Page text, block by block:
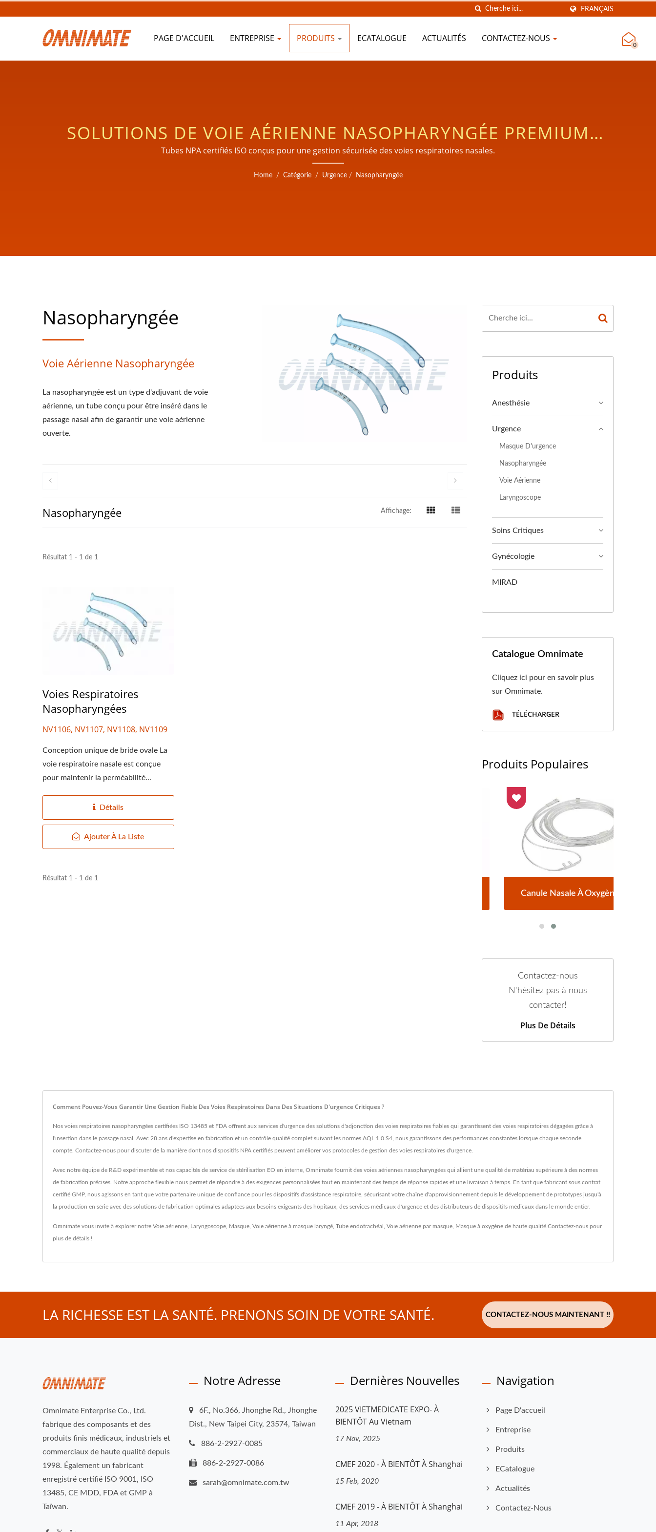
FRANÇAIS
PAGE D'ACCUEIL ENTREPRISE PRODUITS ECATALOGUE ACTUALITÉS CONTACTEZ-NOUS
0
SOLUTIONS DE VOIE AÉRIENNE NASOPHARYNGÉE PREMIUM
POUR LES SOINS D'URGENCE.
Tubes NPA certifiés ISO conçus pour une gestion sécurisée des voies respiratoires nasales.
Home / Catégorie / Urgence / Nasopharyngée
Nasopharyngée
Voie Aérienne Nasopharyngée
La nasopharyngée est un type d'adjuvant de voie
aérienne, un tube conçu pour être inséré dans le
passage nasal afin de garantir une voie aérienne
ouverte.
Nasopharyngée Affichage:
Résultat 1 - 1 de 1
Voies Respiratoires
Nasopharyngées
NV1106, NV1107, NV1108, NV1109
Conception unique de bride ovale La
voie respiratoire nasale est conçue
pour maintenir la perméabilité...
Détails
Ajouter À La Liste
Résultat 1 - 1 de 1
Produits
Anesthésie
Urgence
Masque D'urgence
Nasopharyngée
Voie Aérienne
Laryngoscope
Soins Critiques
Gynécologie
MIRAD
Catalogue Omnimate
Cliquez ici pour en savoir plus
sur Omnimate.
TÉLÉCHARGER
Produits Populaires
Canule Nasale À Oxygène
Contactez-nous
N'hésitez pas à nous
contacter!
Plus De Détails
Comment Pouvez-Vous Garantir Une Gestion Fiable Des Voies Respiratoires Dans Des Situations D'urgence Critiques ?
Nos voies respiratoires nasopharyngées certifiées ISO 13485 et FDA offrent aux services d'urgence des solutions d'adjonction des voies respiratoires fiables qui garantissent des voies respiratoires dégagées grâce à
l'insertion dans le passage nasal. Avec 28 ans d'expertise en fabrication et un contrôle qualité complet suivant les normes AQL 1.0 S4, nous garantissons des performances constantes lorsque chaque seconde
compte. Contactez-nous pour discuter de la manière dont nos dispositifs NPA certifiés peuvent améliorer vos protocoles de gestion des voies respiratoires d'urgence.
Avec notre équipe de R&D expérimentée et nos capacités de service de stérilisation EO en interne, Omnimate fournit des voies aériennes nasopharyngées qui allient une qualité de matériau supérieure à des normes
de fabrication précises. Notre approche flexible nous permet de répondre à des exigences personnalisées tout en maintenant des temps de réponse rapides et une livraison à temps. En tant que fabricant sous contrat
certifié GMP, nous agissons en tant que votre partenaire unique de confiance pour les dispositifs d'assistance respiratoire, sécurisant votre chaîne d'approvisionnement depuis le développement de prototypes jusqu'à
la production en série avec des solutions de fabrication optimales adaptées aux besoins exigeants des hôpitaux, des services médicaux d'urgence et des distributeurs de dispositifs médicaux dans le monde entier.
Omnimate vous invite à explorer notre Voie aérienne Laryngoscope Masque Voie aérienne à masque laryngé Tube endotrachéal Voie aérienne par masque Masque à oxygène de haute qualité. Contactez-nous pour
plus de détails !
LA RICHESSE EST LA SANTÉ. PRENONS SOIN DE VOTRE SANTÉ. CONTACTEZ-NOUS MAINTENANT !!
Omnimate Enterprise Co., Ltd.
fabrique des composants et des
produits finis médicaux, industriels et
commerciaux de haute qualité depuis
1998. Également un fabricant
enregistré certifié ISO 9001, ISO
13485, CE MDD, FDA et GMP à
Taïwan.
Notre Adresse
6F., No.366, Jhonghe Rd., Jhonghe
Dist., New Taipei City, 23574, Taiwan
886-2-2927-0085
886-2-2927-0086
sarah@omnimate.com.tw
Dernières Nouvelles
2025 VIETMEDICATE EXPO- À
BIENTÔT Au Vietnam
17 Nov, 2025
CMEF 2020 - À BIENTÔT À Shanghai
15 Feb, 2020
CMEF 2019 - À BIENTÔT À Shanghai
11 Apr, 2018
Navigation
Page D'accueil
Entreprise
Produits
ECatalogue
Actualités
Contactez-Nous